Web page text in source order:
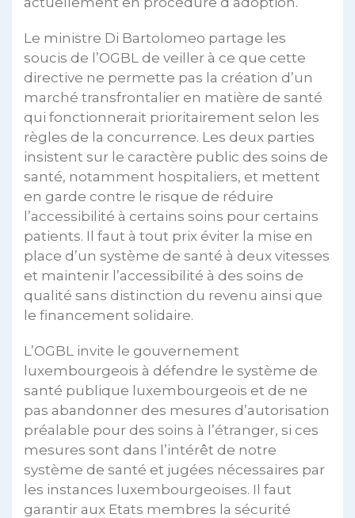
Le ministre Di Bartolomeo partage les
soucis de l’OGBL de veiller à ce que cette
directive ne permette pas la création d’un
marché transfrontalier en matière de santé
qui fonctionnerait prioritairement selon les
règles de la concurrence. Les deux parties
insistent sur le caractère public des soins de
santé, notamment hospitaliers, et mettent
en garde contre le risque de réduire
l’accessibilité à certains soins pour certains
patients. Il faut à tout prix éviter la mise en
place d’un système de santé à deux vitesses
et maintenir l’accessibilité à des soins de
qualité sans distinction du revenu ainsi que
le financement solidaire.
L’OGBL invite le gouvernement
luxembourgeois à défendre le système de
santé publique luxembourgeois et de ne
pas abandonner des mesures d’autorisation
préalable pour des soins à l’étranger, si ces
mesures sont dans l’intérêt de notre
système de santé et jugées nécessaires par
les instances luxembourgeoises. Il faut
garantir aux Etats membres la sécurité